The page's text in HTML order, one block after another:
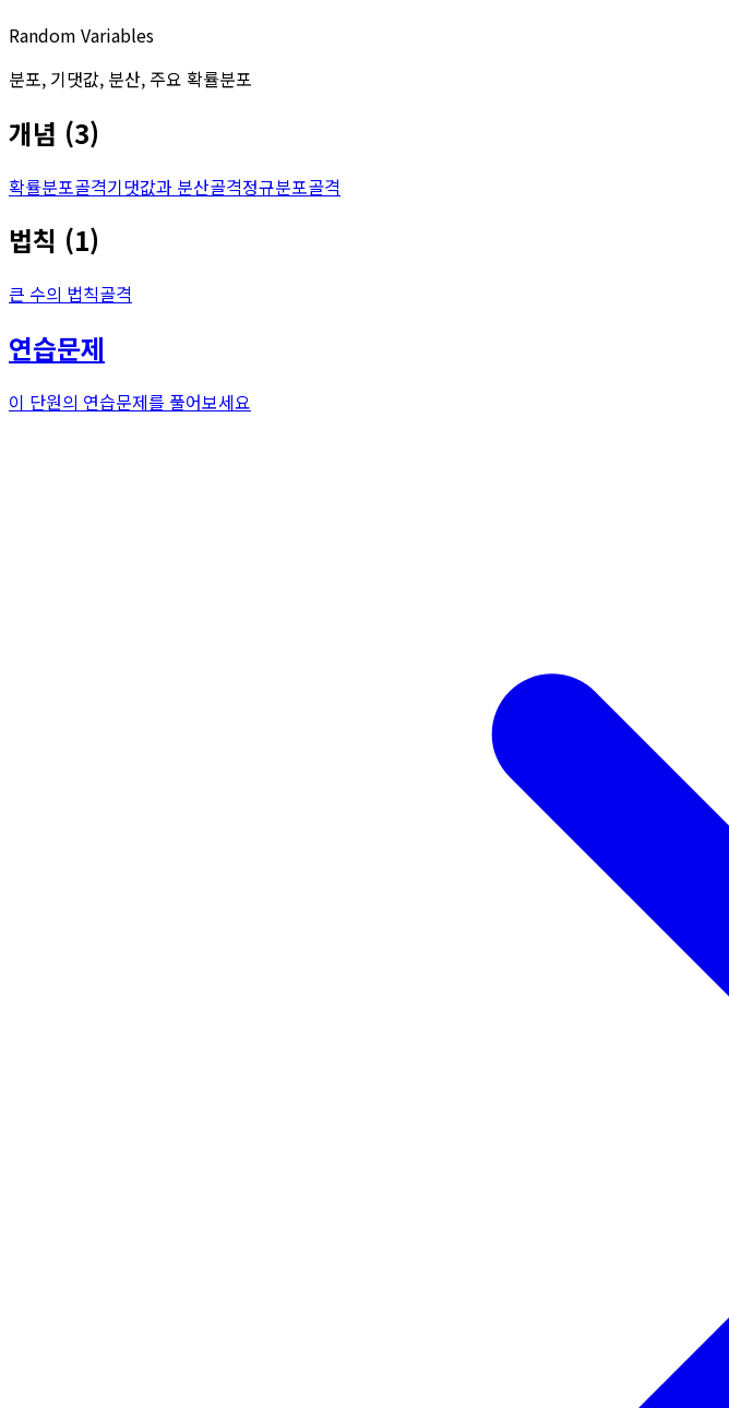
Random Variables
분포, 기댓값, 분산, 주요 확률분포
개념 (3)
확률분포골격기댓값과 분산골격정규분포골격
법칙 (1)
큰 수의 법칙골격
연습문제
이 단원의 연습문제를 풀어보세요